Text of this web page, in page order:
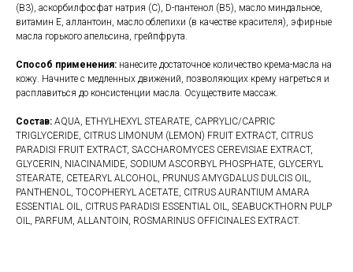
(B3), аскорбилфосфат натрия (С), D-пантенол (В5), масло миндальное,
витамин Е, аллантоин, масло облепихи (в качестве красителя), эфирные
масла горького апельсина, грейпфрута.
Способ применения: нанесите достаточное количество крема-масла на
кожу. Начните с медленных движений, позволяющих крему нагреться и
расплавиться до консистенции масла. Осуществите массаж.
Состав: AQUA, ETHYLHEXYL STEARATE, CAPRYLIC/CAPRIC
TRIGLYCERIDE, CITRUS LIMONUM (LEMON) FRUIT EXTRACT, CITRUS
PARADISI FRUIT EXTRACT, SACCHAROMYCES CEREVISIAE EXTRACT,
GLYCERIN, NIACINAMIDE, SODIUM ASCORBYL PHOSPHATE, GLYCERYL
STEARATE, CETEARYL ALCOHOL, PRUNUS AMYGDALUS DULCIS OIL,
PANTHENOL, TOCOPHERYL ACETATE, CITRUS AURANTIUM AMARA
ESSENTIAL OIL, CITRUS PARADISI ESSENTIAL OIL, SEABUCKTHORN PULP
OIL, PARFUM, ALLANTOIN, ROSMARINUS OFFICINALES EXTRACT.